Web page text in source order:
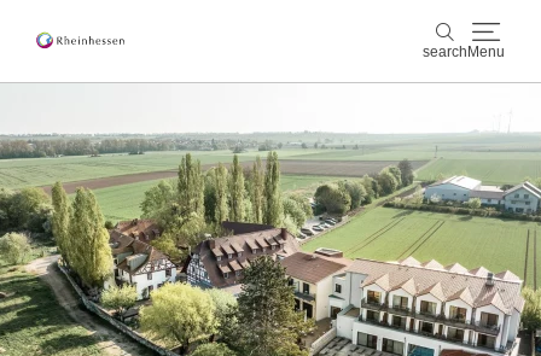
search Menu
search
wine & culinary
sports & nature
culture & cities
events